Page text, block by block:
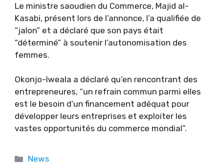
Le ministre saoudien du Commerce, Majid al-
Kasabi, présent lors de l’annonce, l’a qualifiée de
“jalon” et a déclaré que son pays était
“déterminé” à soutenir l’autonomisation des
femmes.
Okonjo-Iweala a déclaré qu’en rencontrant des
entrepreneures, “un refrain commun parmi elles
est le besoin d’un financement adéquat pour
développer leurs entreprises et exploiter les
vastes opportunités du commerce mondial”.
Categories
News